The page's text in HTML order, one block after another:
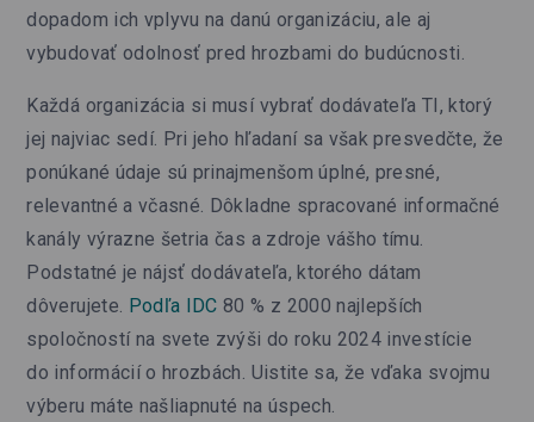
dopadom ich vplyvu na danú organizáciu, ale aj
vybudovať odolnosť pred hrozbami do budúcnosti.
Každá organizácia si musí vybrať dodávateľa TI, ktorý
jej najviac sedí. Pri jeho hľadaní sa však presvedčte, že
ponúkané údaje sú prinajmenšom úplné, presné,
relevantné a včasné. Dôkladne spracované informačné
kanály výrazne šetria čas a zdroje vášho tímu.
Podstatné je nájsť dodávateľa, ktorého dátam
dôverujete. Podľa IDC 80 % z 2000 najlepších
spoločností na svete zvýši do roku 2024 investície
do informácií o hrozbách. Uistite sa, že vďaka svojmu
výberu máte našliapnuté na úspech.